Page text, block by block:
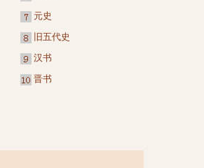
元史
旧五代史
汉书
晋书